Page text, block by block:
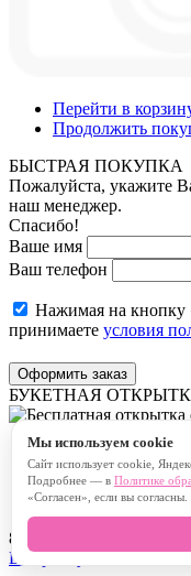
Перейти в
Продолжить
БЫСТРАЯ ПОКУПКА
Пожалуйста, укажите
наш менеджер.
Спасибо!
Ваше имя
Ваш телефон
Нажимая на кнопку
принимаете условия
Оформить заказ
БУКЕТНАЯ
Бесплатная
Платная
80
В корзину
Мы используем cookie
Сайт использует cookie,
Подробнее — в Политике
«Согласен», если вы